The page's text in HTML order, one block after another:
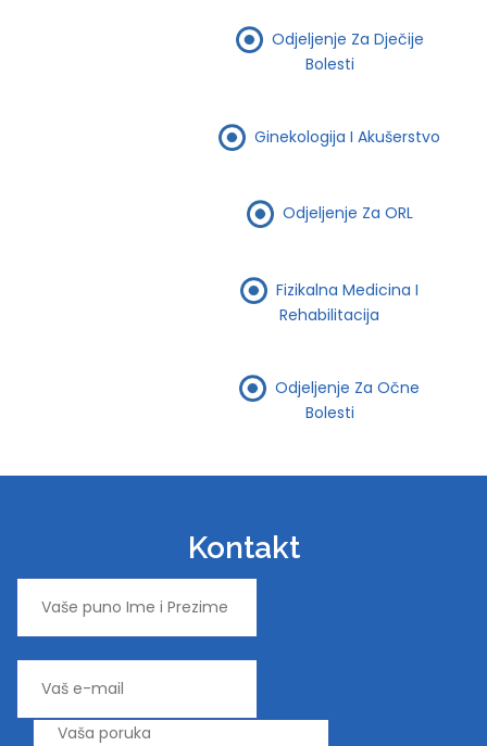
Odjeljenje Za Dječije
Bolesti
Ginekologija I Akušerstvo
Odjeljenje Za ORL
Fizikalna Medicina I
Rehabilitacija
Odjeljenje Za Očne
Bolesti
Kontakt